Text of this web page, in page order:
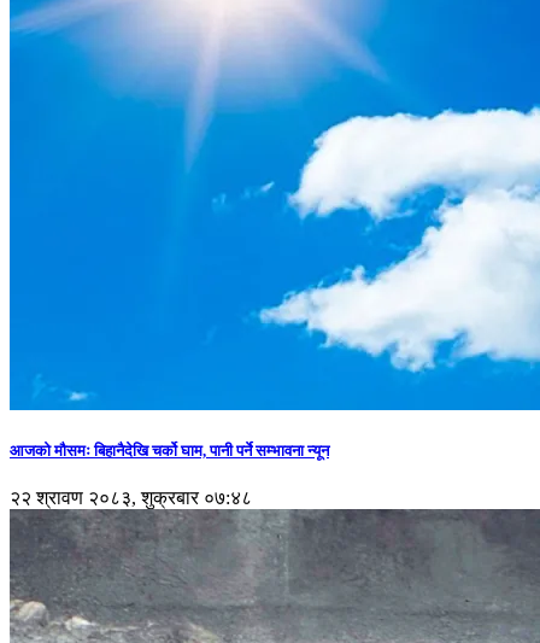
आजको मौसमः बिहानैदेखि चर्को घाम, पानी पर्ने सम्भावना न्यून
२२ श्रावण २०८३, शुक्रबार ०७:४८